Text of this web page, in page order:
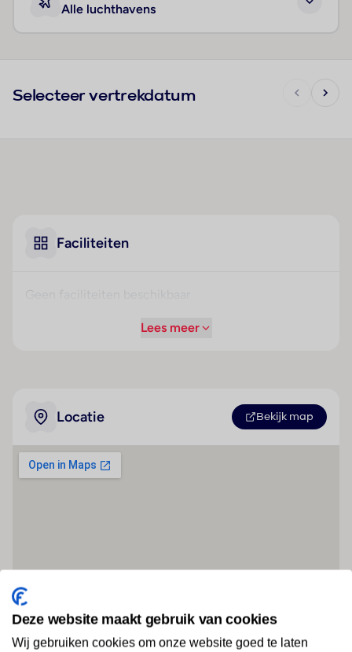
Alle luchthavens
Selecteer vertrekdatum
Faciliteiten
Lees meer
Locatie Bekijk map
Deze website maakt gebruik van cookies
Wij gebruiken cookies om onze website goed te laten